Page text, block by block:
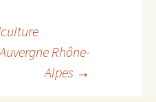
écrans / jeux vidéos
environnement industriel
Rhône-
Alpes →